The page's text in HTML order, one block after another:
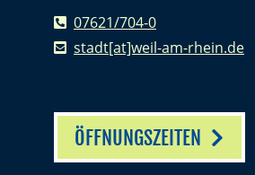
07621/704-0
stadt[at]weil-am-rhein.de
ÖFFNUNGSZEITEN